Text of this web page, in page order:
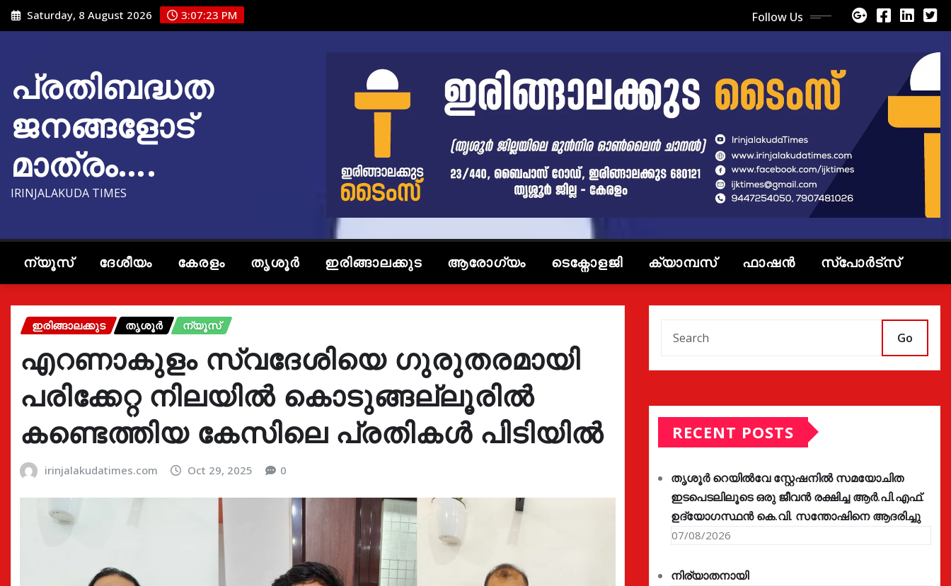
Skip
to
Saturday, 8 August 2026 3:07:24 PM Follow Us
പ്രതിബദ്ധത
ജനങ്ങളോട്
മാത്രം….
IRINJALAKUDA TIMES
ന്യൂസ് ദേശീയം കേരളം തൃശൂർ ഇരിങ്ങാലക്കുട ആരോഗ്യം ടെക്നോളജി ക്യാമ്പസ് ഫാഷൻ സ്പോർട്സ്
ഇരിങ്ങാലക്കുട തൃശൂർ ന്യൂസ്
എറണാകുളം സ്വദേശിയെ ഗുരുതരമായി
പരിക്കേറ്റ നിലയിൽ കൊടുങ്ങല്ലൂരിൽ
കണ്ടെത്തിയ കേസിലെ പ്രതികൾ പിടിയിൽ
irinjalakudatimes.com Oct 29, 2025 0
Go
RECENT POSTS
തൃശൂർ റെയിൽവേ സ്റ്റേഷനിൽ സമയോചിത
ഇടപെടലിലൂടെ ഒരു ജീവൻ രക്ഷിച്ച ആർ.പി.എഫ്.
ഉദ്യോഗസ്ഥൻ കെ.വി. സന്തോഷിനെ ആദരിച്ചു
07/08/2026
നിര്യാതനായി